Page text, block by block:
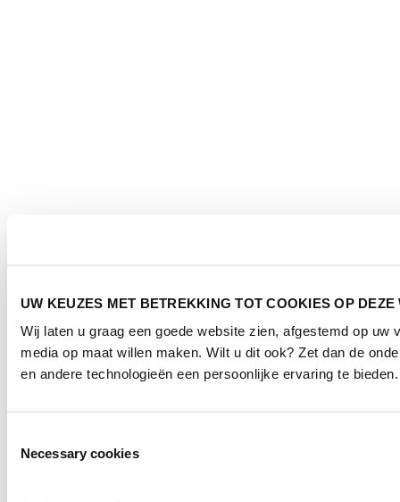
UW KEUZES MET BETREKKING TOT COOKIES OP DEZE
Wij laten u graag een goede website zien, afgestemd op
media op maat willen maken. Wilt u dit ook? Zet dan de
en andere technologieën een persoonlijke ervaring te bieden.
Necessary cookies